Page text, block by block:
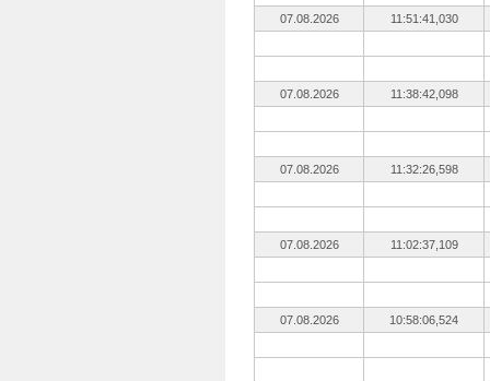
07.08.2026 11:51:41,030
07.08.2026 11:38:42,098
07.08.2026 11:32:26,598
07.08.2026 11:02:37,109
07.08.2026 10:58:06,524